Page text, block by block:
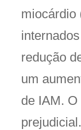
miocárdio
redução
um
de IAM.